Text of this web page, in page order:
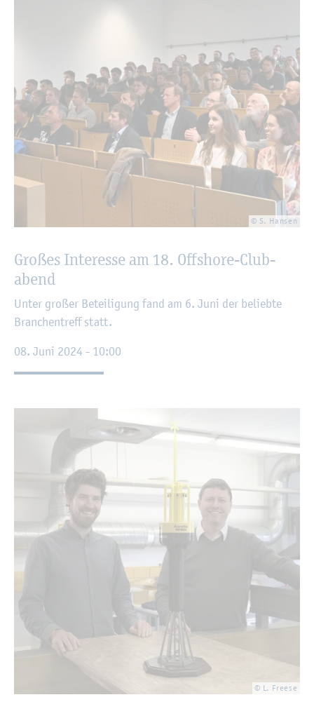
© S. Han­sen
Gro­ßes In­ter­es­se am 18. Off­shore-Club­
abend
Unter gro­ßer Be­tei­li­gung fand am 6. Juni der be­lieb­te
Bran­chen­treff statt.
08. Juni 2024 - 10:00
© L. Free­se